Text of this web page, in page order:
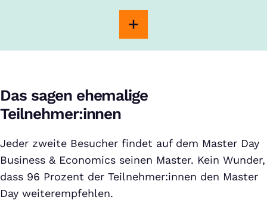
Das sagen ehemalige
Teilnehmer:innen
Jeder zweite Besucher findet auf dem Master Day
Business & Economics seinen Master. Kein Wunder,
dass 96 Prozent der Teilnehmer:innen den Master
Day weiterempfehlen.